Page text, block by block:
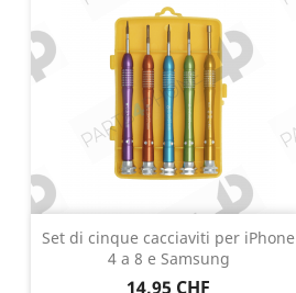
Set di cinque cacciaviti per iPhone
4 a 8 e Samsung
Prezzo
14,95 CHF